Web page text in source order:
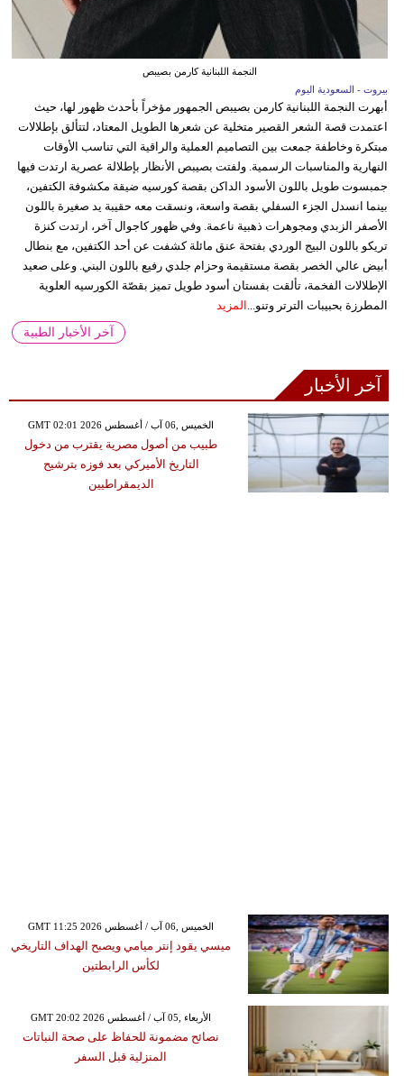
النجمة اللبنانية كارمن بصيبص
بيروت - السعودية اليوم
أبهرت النجمة اللبنانية كارمن بصيبص الجمهور مؤخراً بأحدث ظهور لها، حيث
اعتمدت قصة الشعر القصير متخلية عن شعرها الطويل المعتاد، لتتألق بإطلالات
مبتكرة وخاطفة جمعت بين التصاميم العملية والراقية التي تناسب الأوقات
النهارية والمناسبات الرسمية. ولفتت بصيبص الأنظار بإطلالة عصرية ارتدت فيها
جمبسوت طويل باللون الأسود الداكن بقصة كورسيه ضيقة مكشوفة الكتفين،
بينما انسدل الجزء السفلي بقصة واسعة، ونسقت معه حقيبة يد صغيرة باللون
الأصفر الزبدي ومجوهرات ذهبية ناعمة. وفي ظهور كاجوال آخر، ارتدت كنزة
تريكو باللون البيج الوردي بفتحة عنق مائلة كشفت عن أحد الكتفين، مع بنطال
أبيض عالي الخصر بقصة مستقيمة وحزام جلدي رفيع باللون البني. وعلى صعيد
الإطلالات الفخمة، تألقت بفستان أسود طويل تميز بقصّة الكورسيه العلوية
المطرزة بحبيبات الترتر وتنو...
المزيد
آخر الأخبار الطبية
آخر الأخبار
GMT 02:01 2026 الخميس ,06 آب / أغسطس
طبيب من أصول مصرية يقترب من دخول
التاريخ الأميركي بعد فوزه بترشيح
الديمقراطيين
GMT 11:25 2026 الخميس ,06 آب / أغسطس
ميسي يقود إنتر ميامي ويصبح الهداف التاريخي
لكأس الرابطتين
GMT 20:02 2026 الأربعاء ,05 آب / أغسطس
نصائح مضمونة للحفاظ على صحة النباتات
المنزلية قبل السفر